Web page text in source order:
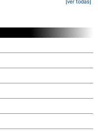
[ver todas]